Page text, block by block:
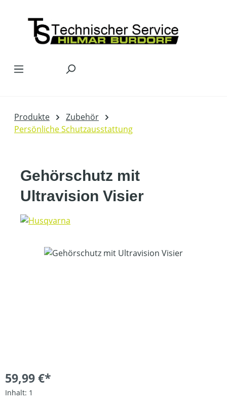
Produkte
Zubehör
Persönliche Schutzausstattung
Gehörschutz mit
Ultravision Visier
Bildergalerie überspringen
59,99 €*
Inhalt: 1